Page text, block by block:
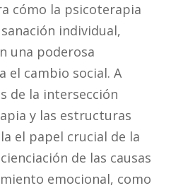
cómo la psicoterapia
individual,
una poderosa
el cambio social. A
de la intersección
y las estructuras
el papel crucial de la
de las causas
emocional, como